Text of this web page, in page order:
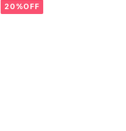
20%OFF